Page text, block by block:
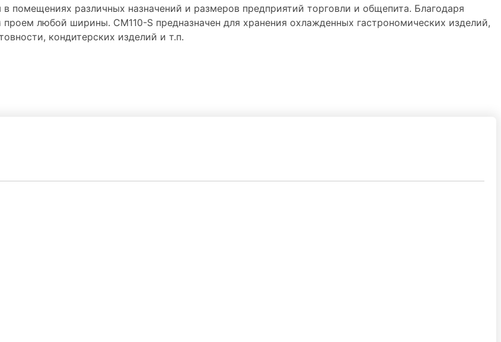
помещениях различных назначений и размеров предприятий торговли и общепита. Благодаря
любой ширины. СМ110-S предназначен для хранения охлажденных гастрономических изделий,
кондитерских изделий и т.п.